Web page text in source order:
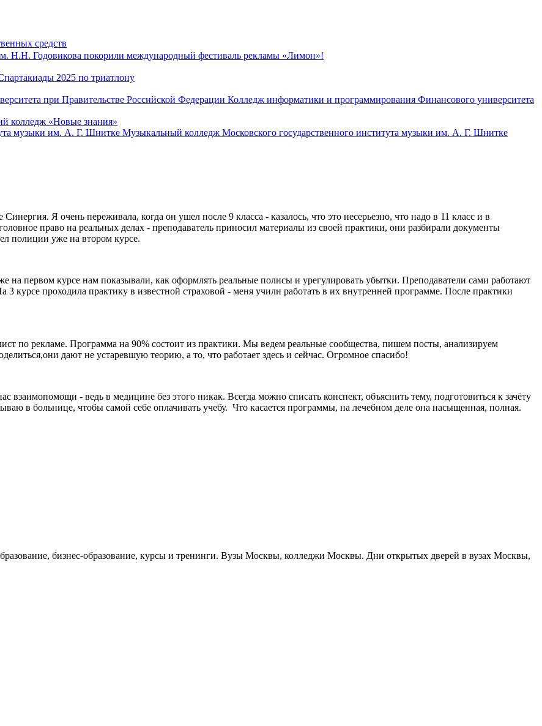
средств
Н.Н. Годовикова покорили международный фестиваль рекламы «Лимон»!
2025 по триатлону
Колледж информатики и программирования Финансового университета
колледж «Новые знания»
Музыкальный колледж Московского государственного института музыки им. А. Г. Шнитке
Я очень переживала, когда он ушел после 9 класса - казалось, что это несерьезно, что надо в 11 класс и в
право на реальных делах - преподаватель приносил материалы из своей практики, они разбирали документы
полиции уже на втором курсе.
на первом курсе нам показывали, как оформлять реальные полисы и урегулировать убытки. Преподаватели сами работают
курсе проходила практику в известной страховой - меня учили работать в их внутренней программе. После практики
по рекламе. Программа на 90% состоит из практики. Мы ведем реальные сообщества, пишем посты, анализируем
дают не устаревшую теорию, а то, что работает здесь и сейчас. Огромное спасибо!
взаимопомощи - ведь в медицине без этого никак. Всегда можно списать конспект, объяснить тему, подготовиться к зачёту
в больнице, чтобы самой себе оплачивать учебу. Что касается программы, на лечебном деле она насыщенная, полная.
бизнес-образование, курсы и тренинги. Вузы Москвы, колледжи Москвы. Дни открытых дверей в вузах Москвы,